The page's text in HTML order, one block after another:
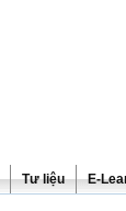
Tư liệu E-